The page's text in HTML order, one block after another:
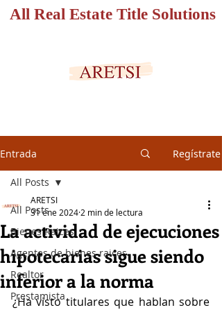
All Real Estate Title Solutions
Entrada Regístrate
All Posts
Bienes Raices
Agentes de bienes raices
Realtor
Prestamista
All Posts
La actividad de ejecuciones
hipotecarias sigue siendo
inferior a la norma
ARETSI
31 ene 2024 2 min de lectura
¿Ha visto titulares que hablan sobre